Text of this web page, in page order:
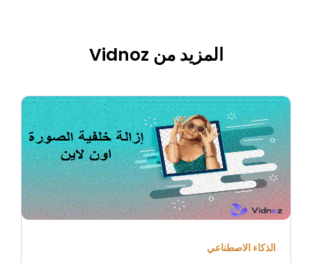
المزيد من Vidnoz
الذكاء الاصطناعي